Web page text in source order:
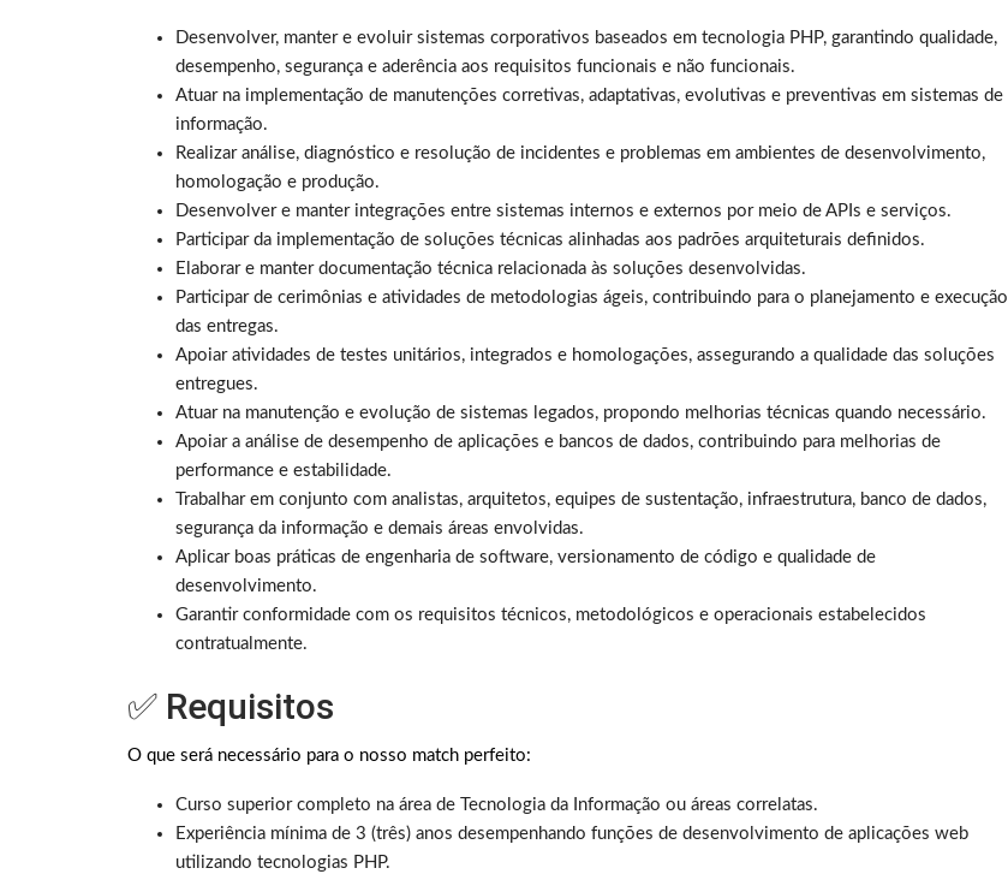
Desenvolver, manter e evoluir sistemas corporativos baseados em tecnologia PHP, garantindo qualidade,
desempenho, segurança e aderência aos requisitos funcionais e não funcionais.
Atuar na implementação de manutenções corretivas, adaptativas, evolutivas e preventivas em sistemas de
informação.
Realizar análise, diagnóstico e resolução de incidentes e problemas em ambientes de desenvolvimento,
homologação e produção.
Desenvolver e manter integrações entre sistemas internos e externos por meio de APIs e serviços.
Participar da implementação de soluções técnicas alinhadas aos padrões arquiteturais definidos.
Elaborar e manter documentação técnica relacionada às soluções desenvolvidas.
Participar de cerimônias e atividades de metodologias ágeis, contribuindo para o planejamento e execução
das entregas.
Apoiar atividades de testes unitários, integrados e homologações, assegurando a qualidade das soluções
entregues.
Atuar na manutenção e evolução de sistemas legados, propondo melhorias técnicas quando necessário.
Apoiar a análise de desempenho de aplicações e bancos de dados, contribuindo para melhorias de
performance e estabilidade.
Trabalhar em conjunto com analistas, arquitetos, equipes de sustentação, infraestrutura, banco de dados,
segurança da informação e demais áreas envolvidas.
Aplicar boas práticas de engenharia de software, versionamento de código e qualidade de
desenvolvimento.
Garantir conformidade com os requisitos técnicos, metodológicos e operacionais estabelecidos
contratualmente.
✅ Requisitos
O que será necessário para o nosso match perfeito:
Curso superior completo na área de Tecnologia da Informação ou áreas correlatas.
Experiência mínima de 3 (três) anos desempenhando funções de desenvolvimento de aplicações web
utilizando tecnologias PHP.